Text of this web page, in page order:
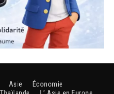
Asie
Économie